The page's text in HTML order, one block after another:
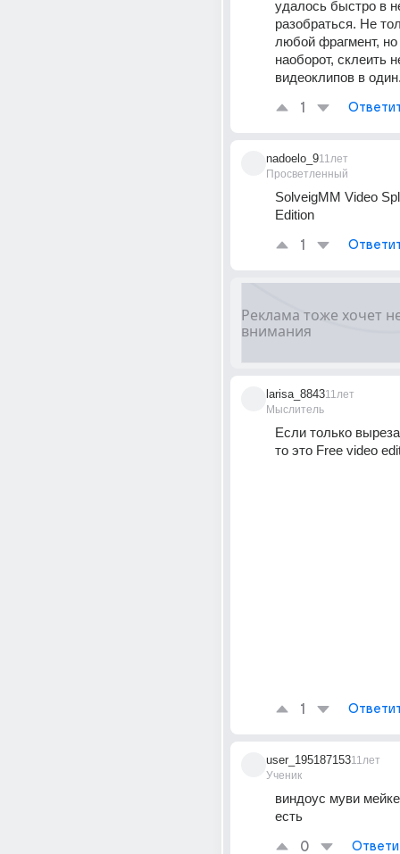
удалось быстро в
разобраться. Не
любой фрагмент,
наоборот, склеить
видеоклипов в
1
nadoelo_9
Просветленный
11лет
SolveigMM Video
Edition
1
larisa_8843
Мыслитель
11лет
Если только
то это Free video
1
user_195187153
Ученик
11лет
виндоус муви
есть
0